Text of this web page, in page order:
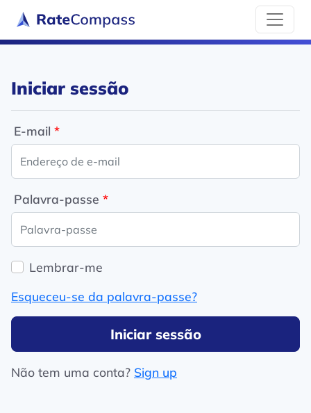
Iniciar sessão
E-mail
Palavra-passe
Lembrar-me
Esqueceu-se da palavra-passe?
Iniciar sessão
Não tem uma conta? Sign up